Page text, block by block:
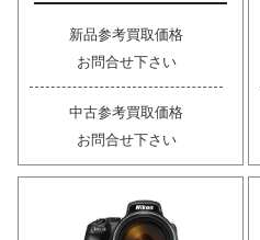
新品参考買取価格
お問合せ下さい
中古参考買取価格
お問合せ下さい